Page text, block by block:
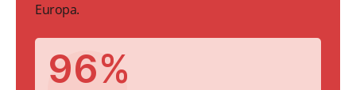
Europa.
96%